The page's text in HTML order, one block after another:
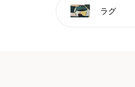
ラグ